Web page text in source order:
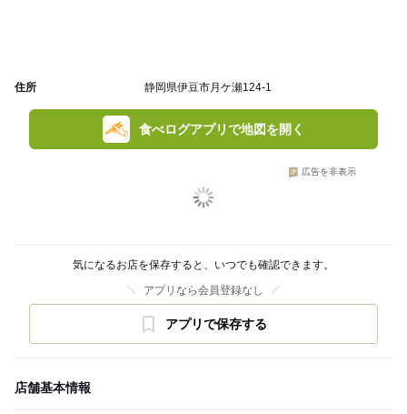
住所 静岡県伊豆市月ケ瀬124-1
食べログアプリで地図を開く
広告を非表示
気になるお店を保存すると、いつでも確認できます。
アプリなら会員登録なし
アプリで保存する
店舗基本情報